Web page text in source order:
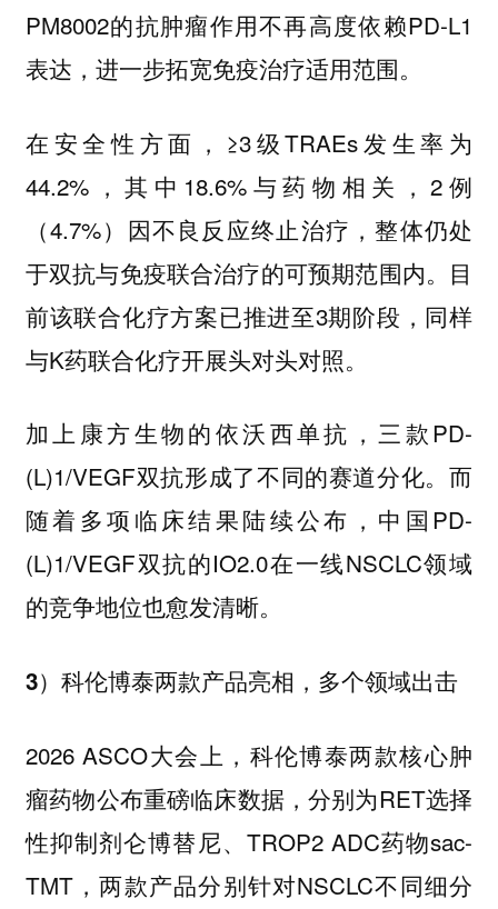
PM8002的抗肿瘤作用不再高度依赖PD-L1
表达，进一步拓宽免疫治疗适用范围。
在安全性方面，≥3级TRAEs发生率为
44.2%，其中18.6%与药物相关，2例
（4.7%）因不良反应终止治疗，整体仍处
于双抗与免疫联合治疗的可预期范围内。目
前该联合化疗方案已推进至3期阶段，同样
与K药联合化疗开展头对头对照。
加上康方生物的依沃西单抗，三款PD-
(L)1/VEGF双抗形成了不同的赛道分化。而
随着多项临床结果陆续公布，中国PD-
(L)1/VEGF双抗的IO2.0在一线NSCLC领域
的竞争地位也愈发清晰。
3）科伦博泰两款产品亮相，多个领域出击
2026 ASCO大会上，科伦博泰两款核心肿
瘤药物公布重磅临床数据，分别为RET选择
性抑制剂仑博替尼、TROP2 ADC药物sac-
TMT，两款产品分别针对NSCLC不同细分